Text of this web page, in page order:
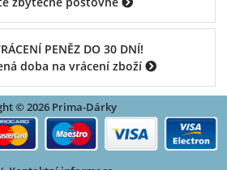
PENĚZ DO 30 DNÍ!
doba na vrácení zboží
© 2026 Prima-Dárky